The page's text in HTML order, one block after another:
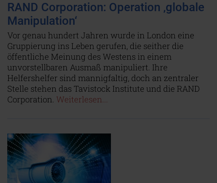
RAND Corporation: Operation ‚globale
Manipulation‘
Vor genau hundert Jahren wurde in London eine
Gruppierung ins Leben gerufen, die seither die
öffentliche Meinung des Westens in einem
unvorstellbaren Ausmaß manipuliert. Ihre
Helfershelfer sind mannigfaltig, doch an zentraler
Stelle stehen das Tavistock Institute und die RAND
Corporation. Weiterlesen...